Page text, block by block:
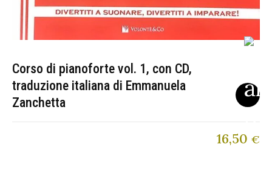
Corso di pianoforte vol. 1, con CD,
traduzione italiana di Emmanuela
Zanchetta
16,50 €